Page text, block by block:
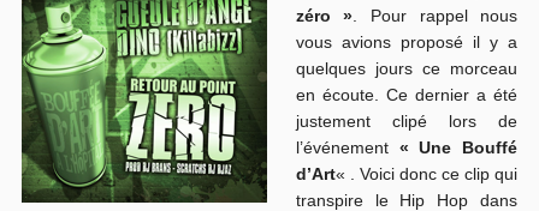
zéro » . Pour rappel nous
vous avions proposé il y a
quelques jours ce morceau
en écoute. Ce dernier a été
justement clipé lors de
l’événement « Une Bouffé
d’Art« . Voici donc ce clip qui
transpire le Hip Hop dans